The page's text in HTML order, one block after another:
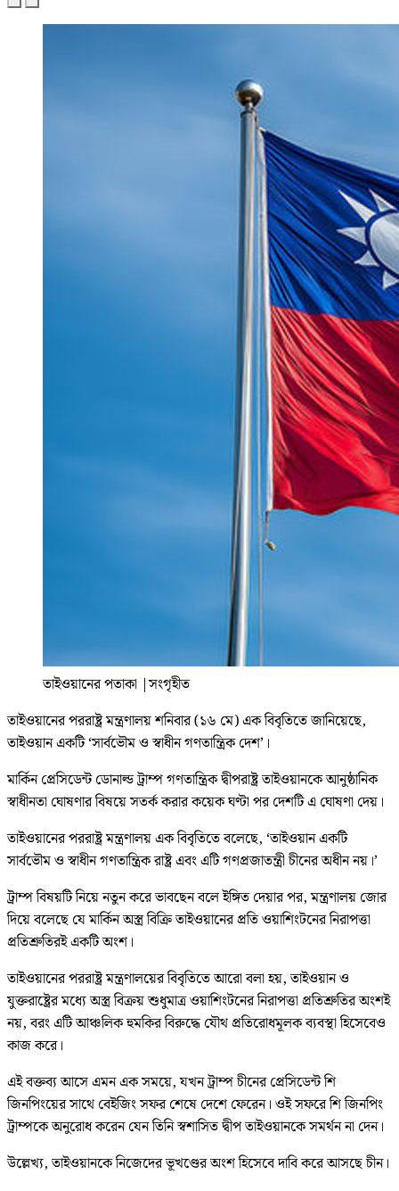
তাইওয়ানের পতাকা |সংগৃহীত
তাইওয়ানের পররাষ্ট্র মন্ত্রণালয় শনিবার (১৬ মে) এক বিবৃতিতে জানিয়েছে,
তাইওয়ান একটি ‘সার্বভৌম ও স্বাধীন গণতান্ত্রিক দেশ’।
মার্কিন প্রেসিডেন্ট ডোনাল্ড ট্রাম্প গণতান্ত্রিক দ্বীপরাষ্ট্র তাইওয়ানকে আনুষ্ঠানিক
স্বাধীনতা ঘোষণার বিষয়ে সতর্ক করার কয়েক ঘণ্টা পর দেশটি এ ঘোষণা দেয়।
তাইওয়ানের পররাষ্ট্র মন্ত্রণালয় এক বিবৃতিতে বলেছে, ‘তাইওয়ান একটি
সার্বভৌম ও স্বাধীন গণতান্ত্রিক রাষ্ট্র এবং এটি গণপ্রজাতন্ত্রী চীনের অধীন নয়।’
ট্রাম্প বিষয়টি নিয়ে নতুন করে ভাবছেন বলে ইঙ্গিত দেয়ার পর, মন্ত্রণালয় জোর
দিয়ে বলেছে যে মার্কিন অস্ত্র বিক্রি তাইওয়ানের প্রতি ওয়াশিংটনের নিরাপত্তা
প্রতিশ্রুতিরই একটি অংশ।
তাইওয়ানের পররাষ্ট্র মন্ত্রণালয়ের বিবৃতিতে আরো বলা হয়, তাইওয়ান ও
যুক্তরাষ্ট্রের মধ্যে অস্ত্র বিক্রয় শুধুমাত্র ওয়াশিংটনের নিরাপত্তা প্রতিশ্রুতির অংশই
নয়, বরং এটি আঞ্চলিক হুমকির বিরুদ্ধে যৌথ প্রতিরোধমূলক ব্যবস্থা হিসেবেও
কাজ করে।
এই বক্তব্য আসে এমন এক সময়ে, যখন ট্রাম্প চীনের প্রেসিডেন্ট শি
জিনপিংয়ের সাথে বেইজিং সফর শেষে দেশে ফেরেন। ওই সফরে শি জিনপিং
ট্রাম্পকে অনুরোধ করেন যেন তিনি স্বশাসিত দ্বীপ তাইওয়ানকে সমর্থন না দেন।
উল্লেখ্য, তাইওয়ানকে নিজেদের ভূখণ্ডের অংশ হিসেবে দাবি করে আসছে চীন।